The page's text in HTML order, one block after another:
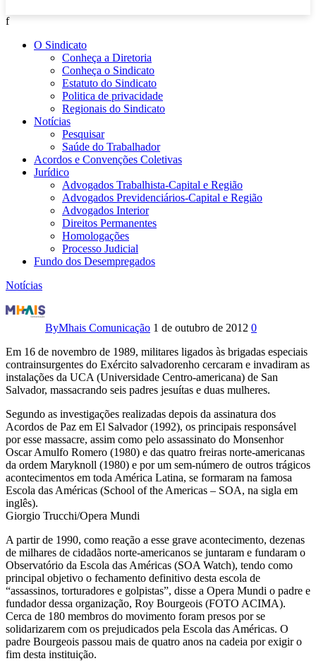
f
O Sindicato
Conheça a Diretoria
Conheça o Sindicato
Estatuto do Sindicato
Politica de privacidade
Regionais do Sindicato
Notícias
Pesquisar
Saúde do Trabalhador
Acordos e Convenções Coletivas
Jurídico
Advogados Trabalhista-Capital e Região
Advogados Previdenciários-Capital e Região
Advogados Interior
Direitos Permanentes
Homologações
Processo Judicial
Fundo dos Desempregados
Notícias
Escola
Américas
traduz
política
externa
dos
EUA,
diz
fundador
do
SOA
Watch
ByMhais Comunicação 1 de outubro de 2012 0
Em 16 de novembro de 1989, militares ligados às brigadas especiais
contrainsurgentes do Exército salvadorenho cercaram e invadiram as
instalações da UCA (Universidade Centro-americana) de San
Salvador, massacrando seis padres jesuítas e duas mulheres.
Segundo as investigações realizadas depois da assinatura dos
Acordos de Paz em El Salvador (1992), os principais responsável
por esse massacre, assim como pelo assassinato do Monsenhor
Oscar Amulfo Romero (1980) e das quatro freiras norte-americanas
da ordem Maryknoll (1980) e por um sem-número de outros trágicos
acontecimentos em toda América Latina, se formaram na famosa
Escola das Américas (School of the Americas – SOA, na sigla em
inglês).
Giorgio Trucchi/Opera Mundi
A partir de 1990, como reação a esse grave acontecimento, dezenas
de milhares de cidadãos norte-americanos se juntaram e fundaram o
Observatório da Escola das Américas (SOA Watch), tendo como
principal objetivo o fechamento definitivo desta escola de
“assassinos, torturadores e golpistas”, disse a Opera Mundi o padre e
fundador dessa organização, Roy Bourgeois (FOTO ACIMA).
Cerca de 180 membros do movimento foram presos por se
solidarizarem com os prejudicados pela Escola das Américas. O
padre Bourgeois passou mais de quatro anos na cadeia por exigir o
fim desta instituição.